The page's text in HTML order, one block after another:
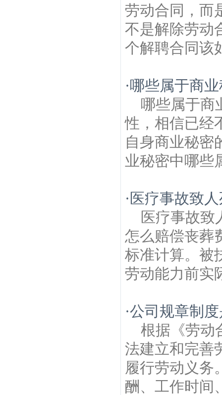
劳动合同，而
不是解除劳动
个解聘合同该
·哪些属于商
哪些属于商
性，相信已经
自身商业秘密
业秘密中哪些
· 医疗事故致
医疗事故致
怎么赔偿丧葬
标准计算。被
劳动能力前实
·公司规章制
根据《劳动
法建立和完善
履行劳动义务
酬、工作时间